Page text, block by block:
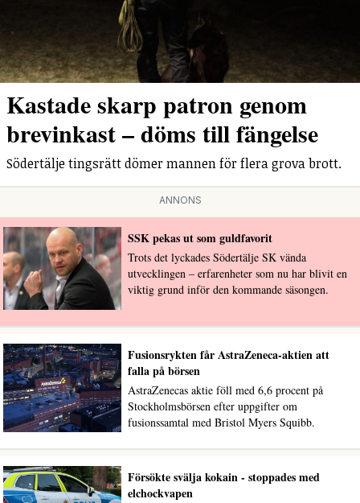
Kastade skarp patron genom
brevinkast – döms till fängelse
Södertälje tingsrätt dömer mannen för flera grova brott.
ANNONS
SSK pekas ut som guldfavorit
Trots det lyckades Södertälje SK vända
utvecklingen – erfarenheter som nu har blivit en
viktig grund inför den kommande säsongen.
Fusionsrykten får AstraZeneca-aktien att
falla på börsen
AstraZenecas aktie föll med 6,6 procent på
Stockholmsbörsen efter uppgifter om
fusionssamtal med Bristol Myers Squibb.
Försökte svälja kokain - stoppades med
elchockvapen